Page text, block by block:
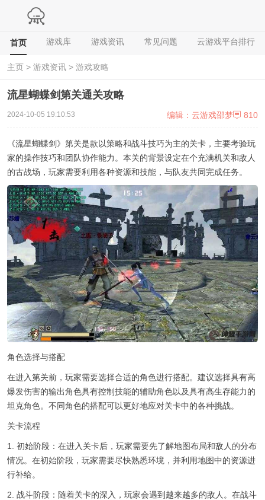
首页 游戏库 游戏资讯 常见问题 云游戏平台排行
主页 > 游戏资讯 > 游戏攻略
流星蝴蝶剑第关通关攻略
2024-10-05 19:10:53 编辑：云游戏邵梦 810
《流星蝴蝶剑》第关是款以策略和战斗技巧为主的关卡，主要考验玩
家的操作技巧和团队协作能力。本关的背景设定在个充满机关和敌人
的古战场，玩家需要利用各种资源和技能，与队友共同完成任务。
角色选择与搭配
在进入第关前，玩家需要选择合适的角色进行搭配。建议选择具有高
爆发伤害的输出角色具有控制技能的辅助角色以及具有高生存能力的
坦克角色。不同角色的搭配可以更好地应对关卡中的各种挑战。
关卡流程
1. 初始阶段：在进入关卡后，玩家需要先了解地图布局和敌人的分布
情况。在初始阶段，玩家需要尽快熟悉环境，并利用地图中的资源进
行补给。
2. 战斗阶段：随着关卡的深入，玩家会遇到越来越多的敌人。在战斗